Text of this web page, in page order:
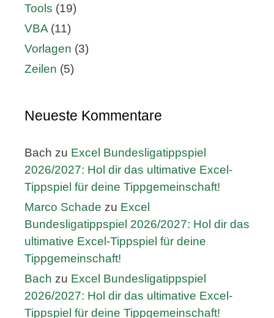
Tools (19)
VBA (11)
Vorlagen (3)
Zeilen (5)
Neueste Kommentare
Bach zu Excel Bundesligatippspiel
2026/2027: Hol dir das ultimative Excel-
Tippspiel für deine Tippgemeinschaft!
Marco Schade zu Excel
Bundesligatippspiel 2026/2027: Hol dir das
ultimative Excel-Tippspiel für deine
Tippgemeinschaft!
Bach zu Excel Bundesligatippspiel
2026/2027: Hol dir das ultimative Excel-
Tippspiel für deine Tippgemeinschaft!